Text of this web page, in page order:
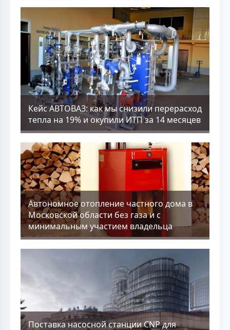
Кейс АВТОВАЗ: как мы снизили перерасход
тепла на 19% и окупили ИТП за 14 месяцев
Aвтономное отопление частного дома в
Московской области без газа и с
минимальным участием владельца
Поставка насосной станции CNP для